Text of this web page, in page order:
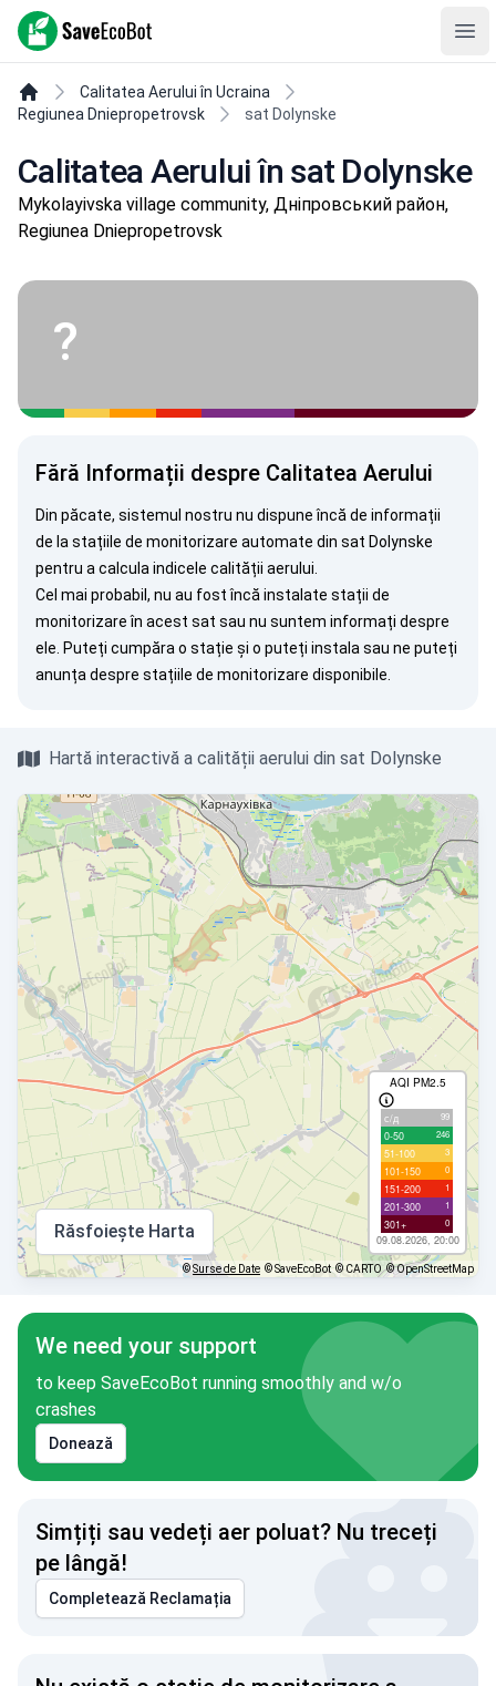
SaveEcoBot
Calitatea Aerului în Ucraina
Regiunea Dniepropetrovsk
sat Dolynske
Calitatea Aerului în sat Dolynske
Mykolayivska village community, Дніпровський район,
Regiunea Dniepropetrovsk
?
Fără Informații despre Calitatea Aerului
Din păcate, sistemul nostru nu dispune încă de informații
de la stațiile de monitorizare automate din sat Dolynske
pentru a calcula indicele calității aerului.
Cel mai probabil, nu au fost încă instalate stații de
monitorizare în acest sat sau nu suntem informați despre
ele. Puteți cumpăra o stație și o puteți instala sau ne puteți
anunța despre stațiile de monitorizare disponibile.
Hartă interactivă a calității aerului din sat Dolynske
AQI PM2.5
с/д 99
0-50 246
51-100 3
101-150 0
151-200 1
201-300 1
301+ 0
09.08.2026, 20:00
Răsfoiește Harta
©Surse de Date © SaveEcoBot © CARTO © OpenStreetMap
We need your support
to keep SaveEcoBot running smoothly and w/o
crashes
Donează
Simțiți sau vedeți aer poluat? Nu treceți
pe lângă!
Completează Reclamația